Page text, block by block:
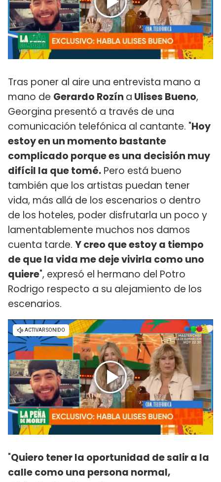
Tras poner al aire una entrevista mano a
mano de Gerardo Rozín a Ulises Bueno,
Georgina presentó a través de una
comunicación telefónica al cantante. "Hoy
estoy en un momento bastante
complicado porque es una decisión muy
difícil la que tomé. Pero está bueno
también que los artistas puedan tener
vida, más allá de los escenarios o dentro
de los hoteles, poder disfrutarla un poco y
lamentablemente muchos nos damos
cuenta tarde. Y creo que estoy a tiempo
de que la vida me deje vivirla como uno
quiere", expresó el hermano del Potro
Rodrigo respecto a su alejamiento de los
escenarios.
"Quiero tener la oportunidad de salir a la
calle como una persona normal,